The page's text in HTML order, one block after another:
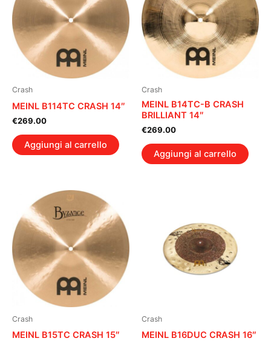
Crash
MEINL B114TC CRASH 14″
€269.00
Aggiungi al carrello
Crash
MEINL B14TC-B CRASH
BRILLIANT 14″
€269.00
Aggiungi al carrello
Crash
MEINL B15TC CRASH 15″
Crash
MEINL B16DUC CRASH 16″